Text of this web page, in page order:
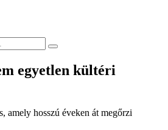
egyetlen kültéri
amely hosszú éveken át megőrzi